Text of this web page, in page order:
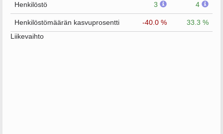
Henkilöstö 3 4
Henkilöstömäärän kasvuprosentti -40.0 %
33.3 %
Liikevaihto